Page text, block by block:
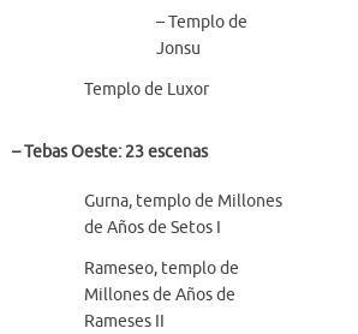
– Templo de
Jonsu
Templo de Luxor
– Tebas Oeste: 23 escenas
Gurna, templo de Millones
de Años de Setos I
Rameseo, templo de
Millones de Años de
Rameses II